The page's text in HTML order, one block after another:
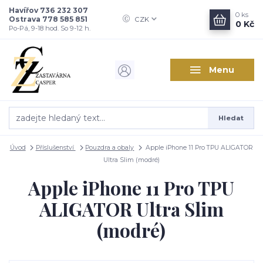
Menu
CZK
Hledat
Havířov 736 232 307
Ostrava 778 585 851
Po-Pá, 9-18 hod. So 9-12 h.
0 ks
0 Kč
Úvod Příslušenství Pouzdra a obaly
Apple iPhone 11 Pro TPU ALIGATOR
Ultra Slim (modré)
Apple iPhone 11 Pro TPU
ALIGATOR Ultra Slim
(modré)